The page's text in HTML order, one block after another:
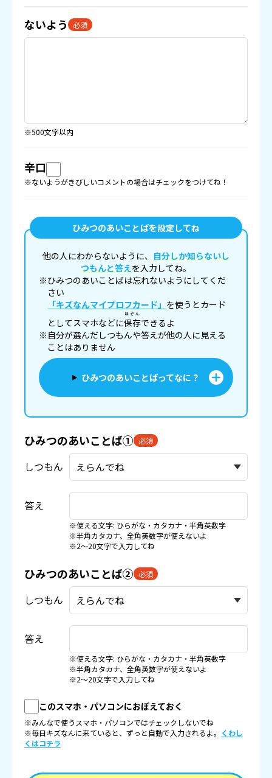
ないよう 必須
※500文字以内
辛口
※ないようがきびしいコメントの場合はチェックをつけてね！
ひみつのあいことばを設定してね
他の人にわからないように、 自分しか知らないし
つもんと答えを入力してね。
※ひみつのあいことばは忘れないようにしてくだ
さい
「キズなんマイプロフカード」 を使うとカード
としてスマホなどに保存
ほぞん
できるよ
※自分が選んだしつもんや答えが他の人に見える
ことはありません
ひみつのあいことばってなに？
ひみつのあいことば① 必須
しつもん
答え
※使える文字: ひらがな・カタカナ・半角英数字
※半角カタカナ、全角英数字が使えないよ
※2〜20文字で入力してね
ひみつのあいことば② 必須
しつもん
答え
※使える文字: ひらがな・カタカナ・半角英数字
※半角カタカナ、全角英数字が使えないよ
※2〜20文字で入力してね
このスマホ・パソコンにおぼえておく
※みんなで使うスマホ・パソコンではチェックしないでね
※毎日キズなんに来ていると、ずっと自動で入力されるよ。 くわし
くはコチラ